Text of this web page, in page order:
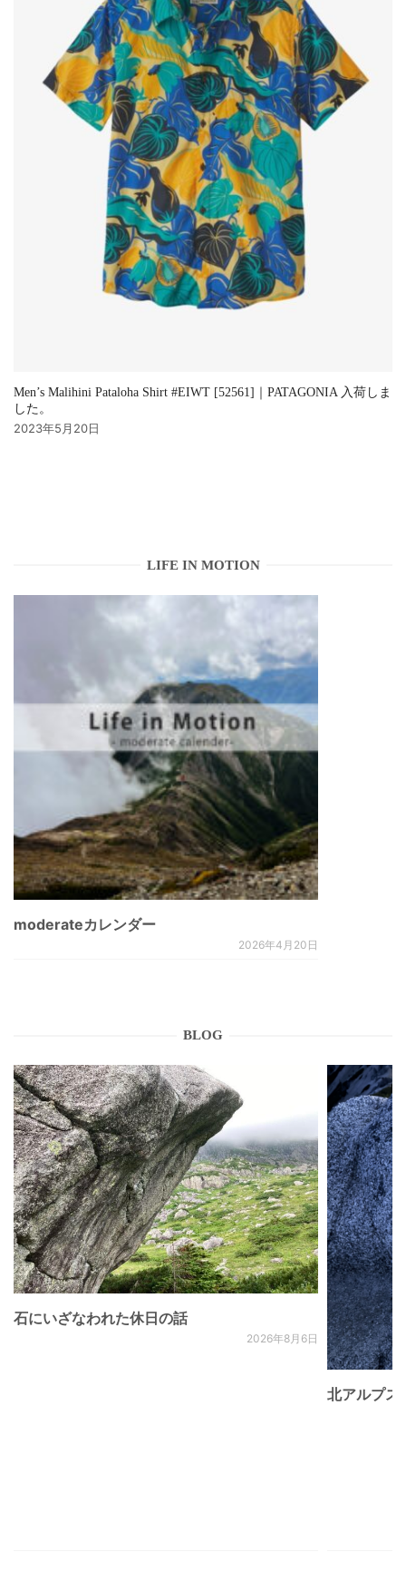
Men’s Malihini Pataloha Shirt #EIWT [52561]｜PATAGONIA 入荷しま
した。
2023年5月20日
LIFE IN MOTION
moderateカレンダー
2026年4月20日
BLOG
石にいざなわれた休日の話
2026年8月6日
北アルプ